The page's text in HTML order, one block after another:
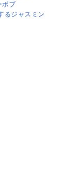
ボブ
るジャスミン